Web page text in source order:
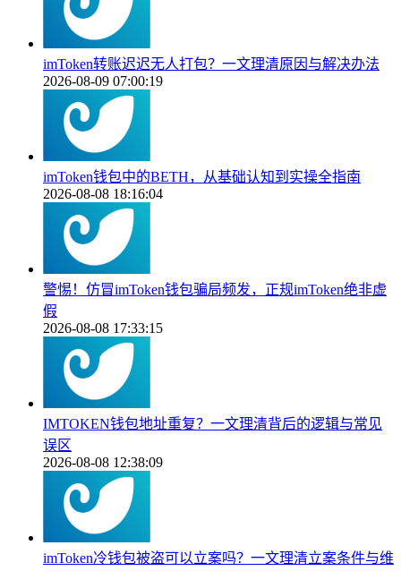
imToken转账迟迟无人打包？一文理清原因与解决办法
2026-08-09 07:00:19
imToken钱包中的BETH，从基础认知到实操全指南
2026-08-08 18:16:04
警惕！仿冒imToken钱包骗局频发，正规imToken绝非虚
假
2026-08-08 17:33:15
IMTOKEN钱包地址重复？一文理清背后的逻辑与常见
误区
2026-08-08 12:38:09
imToken冷钱包被盗可以立案吗？一文理清立案条件与维